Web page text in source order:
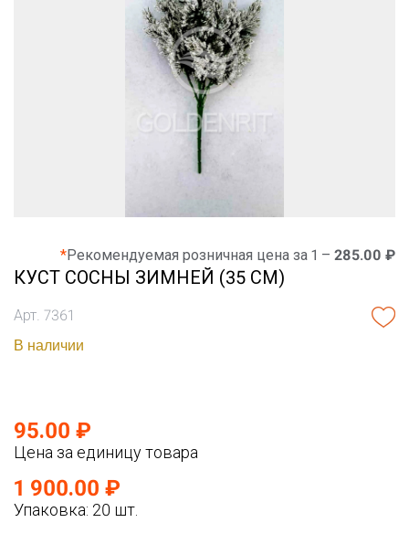
*Рекомендуемая розничная цена за 1 – 285.00 ₽
КУСТ СОСНЫ ЗИМНЕЙ (35 СМ)
Арт. 7361
В наличии
95.00 ₽
Цена за единицу товара
1 900.00 ₽
Упаковка: 20 шт.